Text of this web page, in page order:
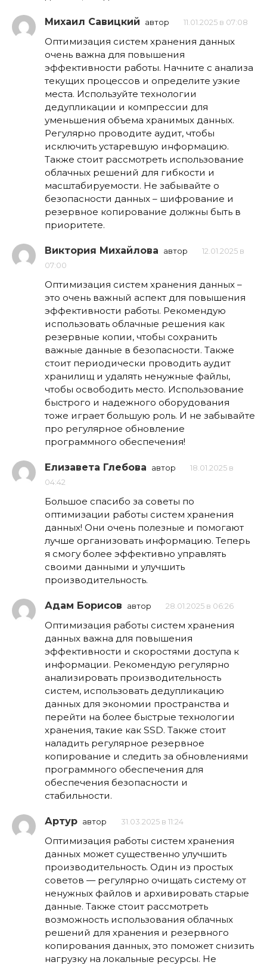
Михаил Савицкий автор 11.01.2025 в 07:08
Оптимизация систем хранения данных
очень важна для повышения
эффективности работы. Начните с анализа
текущих процессов и определите узкие
места. Используйте технологии
дедупликации и компрессии для
уменьшения объема хранимых данных.
Регулярно проводите аудит, чтобы
исключить устаревшую информацию.
Также стоит рассмотреть использование
облачных решений для гибкости и
масштабируемости. Не забывайте о
безопасности данных – шифрование и
резервное копирование должны быть в
приоритете.
Виктория Михайлова автор
12.01.2025 в
07:00
Оптимизация систем хранения данных –
это очень важный аспект для повышения
эффективности работы. Рекомендую
использовать облачные решения как
резервные копии, чтобы сохранить
важные данные в безопасности. Также
стоит периодически проводить аудит
хранилищ и удалять ненужные файлы,
чтобы освободить место. Использование
быстрого и надежного оборудования
тоже играет большую роль. И не забывайте
про регулярное обновление
программного обеспечения!
Елизавета Глебова автор
18.01.2025 в
04:42
Большое спасибо за советы по
оптимизации работы систем хранения
данных! Они очень полезные и помогают
лучше организовать информацию. Теперь
я смогу более эффективно управлять
своими данными и улучшить
производительность.
Адам Борисов автор 28.01.2025 в 06:26
Оптимизация работы систем хранения
данных важна для повышения
эффективности и скоростями доступа к
информации. Рекомендую регулярно
анализировать производительность
систем, использовать дедупликацию
данных для экономии пространства и
перейти на более быстрые технологии
хранения, такие как SSD. Также стоит
наладить регулярное резервное
копирование и следить за обновлениями
программного обеспечения для
обеспечения безопасности и
стабильности.
Артур автор 31.03.2025 в 11:24
Оптимизация работы систем хранения
данных может существенно улучшить
производительность. Один из простых
советов — регулярно очищать систему от
ненужных файлов и архивировать старые
данные. Также стоит рассмотреть
возможность использования облачных
решений для хранения и резервного
копирования данных, это поможет снизить
нагрузку на локальные ресурсы. Не